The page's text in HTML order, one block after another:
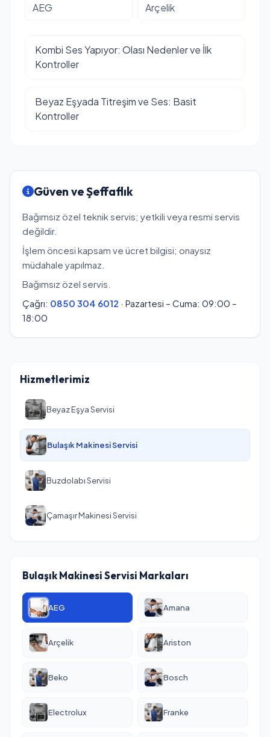
AEG Arçelik
Kombi Ses Yapıyor: Olası Nedenler ve İlk
Kontroller
Beyaz Eşyada Titreşim ve Ses: Basit
Kontroller
Güven ve Şeffaflık
Bağımsız özel teknik servis; yetkili veya resmi servis
değildir.
İşlem öncesi kapsam ve ücret bilgisi; onaysız
müdahale yapılmaz.
Bağımsız özel servis.
Çağrı: 0850 304 6012 · Pazartesi – Cuma: 09:00 –
18:00
Hizmetlerimiz
Beyaz Eşya Servisi
Bulaşık Makinesi Servisi
Buzdolabı Servisi
Çamaşır Makinesi Servisi
Bulaşık Makinesi Servisi Markaları
AEG Amana
Arçelik Ariston
Beko Bosch
Electrolux Franke